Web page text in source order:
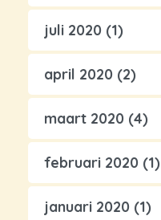
juli 2020 (1)
april 2020 (2)
maart 2020 (4)
februari 2020 (1)
januari 2020 (1)